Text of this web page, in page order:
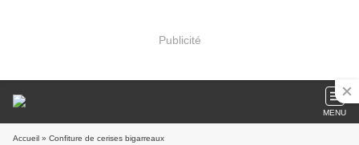
Publicité
MENU
Accueil » Confiture de cerises bigarreaux